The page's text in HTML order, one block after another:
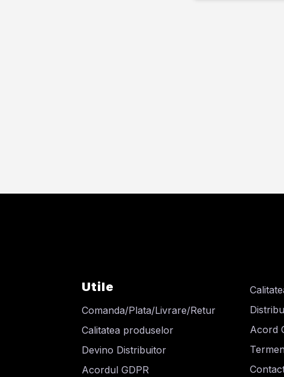
Utile
Comanda/Plata/Livrare/Retur
Calitatea produselor
Devino Distribuitor
Acordul GDPR
Acord